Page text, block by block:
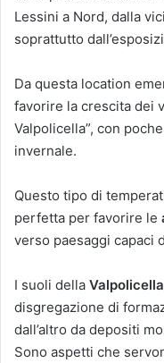
Lessini a Nord, dalla
soprattutto
Da questa location
favorire la crescita dei
Valpolicella”, con
invernale.
Questo tipo di
perfetta per favorire le
verso paesaggi capaci
I suoli della Valpolicella
disgregazione di
dall’altro da depositi
Sono aspetti che